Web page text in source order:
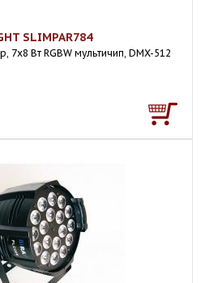
SLIMPAR784
Вт RGBW мультичип, DMX-512